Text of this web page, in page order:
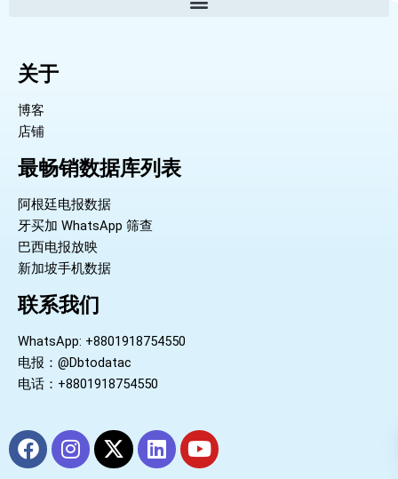
关于
博客
店铺
最畅销数据库列表
阿根廷电报数据
牙买加 WhatsApp 筛查
巴西电报放映
新加坡手机数据
联系我们
WhatsApp: +8801918754550
电报：@Dbtodatac
电话：+8801918754550
F
a
I
n
X
-
L
i
Y
o